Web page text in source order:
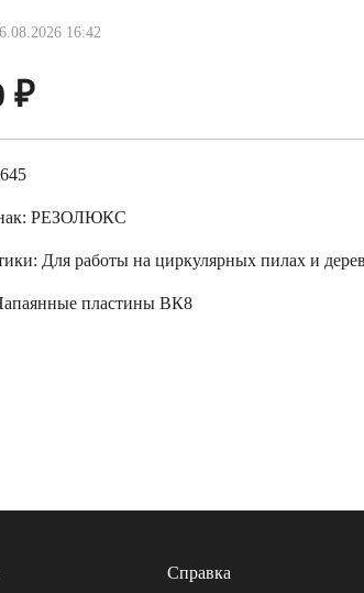
16:42
₽
РЕЗОЛЮКС
: Для работы на циркулярных пилах и
пластины ВК8
Справка